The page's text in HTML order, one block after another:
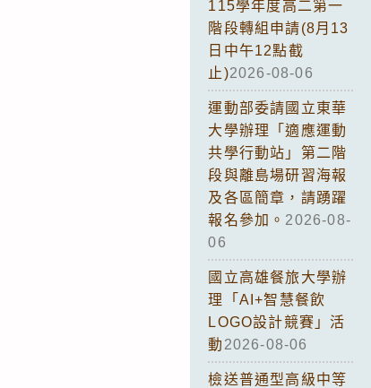
115學年度高二第一
階段轉組申請(8月13
日中午12點截
止)2026-08-06
運動部委請國立東華
大學辦理「適應運動
共學行動站」第二階
段與離島場研習海報
及各區簡章，請踴躍
報名參加。 2026-08-
06
國立高雄餐旅大學辦
理「AI+智慧餐飲
LOGO設計競賽」活
動 2026-08-06
檢送普通型高級中等